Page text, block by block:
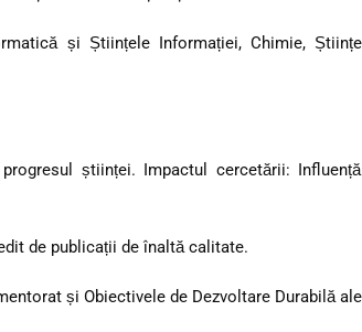
și Științele Informației, Chimie,
științei. Impactul cercetării:
de publicații de înaltă calitate.
și Obiectivele de Dezvoltare Durabilă